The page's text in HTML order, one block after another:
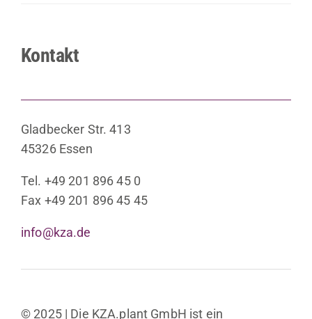
Kontakt
Gladbecker Str. 413
45326 Essen
Tel. +49 201 896 45 0
Fax +49 201 896 45 45
info@kza.de
© 2025 | Die KZA.plant GmbH ist ein